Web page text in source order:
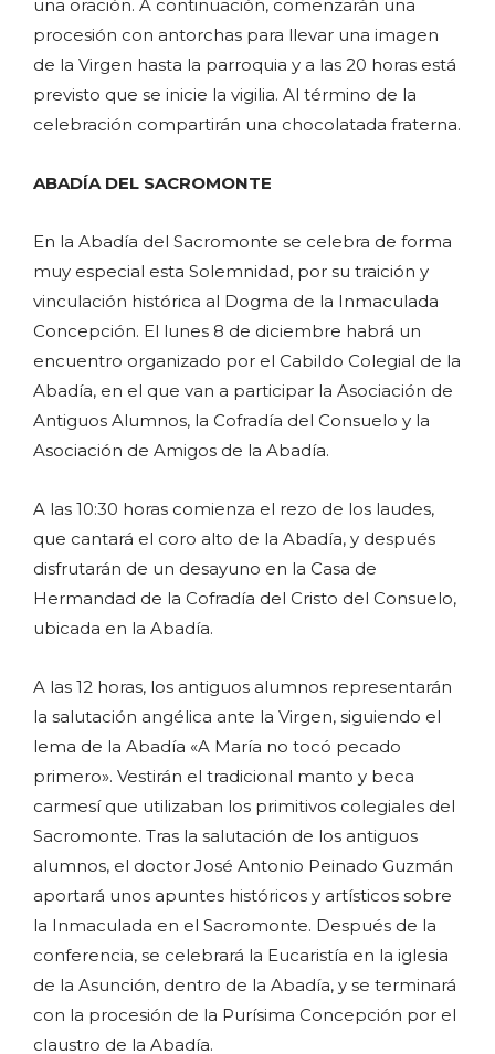
una oración. A continuación, comenzarán una
procesión con antorchas para llevar una imagen
de la Virgen hasta la parroquia y a las 20 horas está
previsto que se inicie la vigilia. Al término de la
celebración compartirán una chocolatada fraterna.
ABADÍA DEL SACROMONTE
En la Abadía del Sacromonte se celebra de forma
muy especial esta Solemnidad, por su traición y
vinculación histórica al Dogma de la Inmaculada
Concepción. El lunes 8 de diciembre habrá un
encuentro organizado por el Cabildo Colegial de la
Abadía, en el que van a participar la Asociación de
Antiguos Alumnos, la Cofradía del Consuelo y la
Asociación de Amigos de la Abadía.
A las 10:30 horas comienza el rezo de los laudes,
que cantará el coro alto de la Abadía, y después
disfrutarán de un desayuno en la Casa de
Hermandad de la Cofradía del Cristo del Consuelo,
ubicada en la Abadía.
A las 12 horas, los antiguos alumnos representarán
la salutación angélica ante la Virgen, siguiendo el
lema de la Abadía «A María no tocó pecado
primero». Vestirán el tradicional manto y beca
carmesí que utilizaban los primitivos colegiales del
Sacromonte. Tras la salutación de los antiguos
alumnos, el doctor José Antonio Peinado Guzmán
aportará unos apuntes históricos y artísticos sobre
la Inmaculada en el Sacromonte. Después de la
conferencia, se celebrará la Eucaristía en la iglesia
de la Asunción, dentro de la Abadía, y se terminará
con la procesión de la Purísima Concepción por el
claustro de la Abadía.